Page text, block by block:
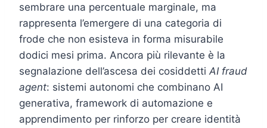
sembrare una percentuale marginale, ma
rappresenta l’emergere di una categoria di
frode che non esisteva in forma misurabile
dodici mesi prima. Ancora più rilevante è la
segnalazione dell’ascesa dei cosiddetti AI fraud
agent: sistemi autonomi che combinano AI
generativa, framework di automazione e
apprendimento per rinforzo per creare identità